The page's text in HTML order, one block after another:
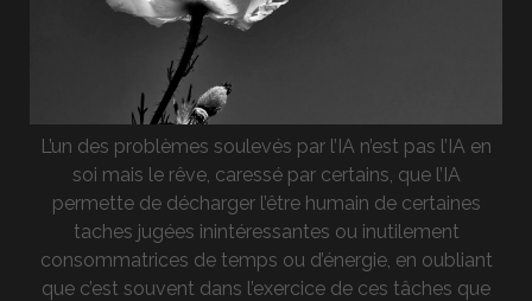
L’un des problèmes soulevés par l’IA n’est pas l’IA en
soi mais le rêve, caressé par certains, que l’IA
permette de décharger l’être humain de certaines
taches jugées inintéressantes ou inutilement
consommatrices de temps ou d’énergie, en oubliant
que c’est souvent dans l’exercice de ces tâches que